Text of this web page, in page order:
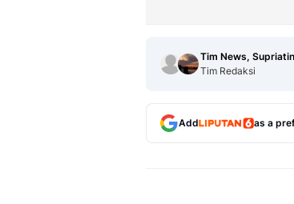
Tim News, Supriatin
Tim Redaksi
Add as a